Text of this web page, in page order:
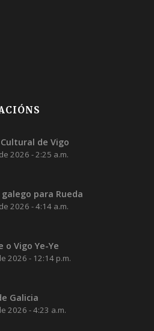
de Vigo
2026 - 2:25 a.m.
para Rueda
2026 - 4:14 a.m.
o Vigo Ye-Ye
2026 - 12:14 p.m.
Galicia
2026 - 4:23 a.m.